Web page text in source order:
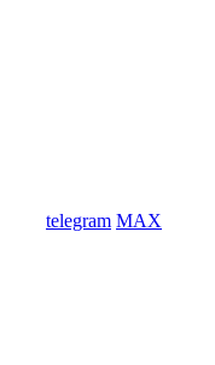
telegram MAX